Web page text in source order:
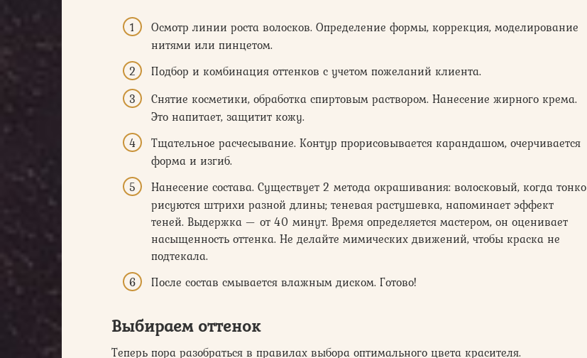
Осмотр линии роста волосков. Определение формы, коррекция, моделирование
нитями или пинцетом.
Подбор и комбинация оттенков с учетом пожеланий клиента.
Снятие косметики, обработка спиртовым раствором. Нанесение жирного крема.
Это напитает, защитит кожу.
Тщательное расчесывание. Контур прорисовывается карандашом, очерчивается
форма и изгиб.
Нанесение состава. Существует 2 метода окрашивания: волосковый, когда тонко
рисуются штрихи разной длины; теневая растушевка, напоминает эффект
теней. Выдержка — от 40 минут. Время определяется мастером, он оценивает
насыщенность оттенка. Не делайте мимических движений, чтобы краска не
подтекала.
После состав смывается влажным диском. Готово!
Выбираем оттенок
Теперь пора разобраться в правилах выбора оптимального цвета красителя.